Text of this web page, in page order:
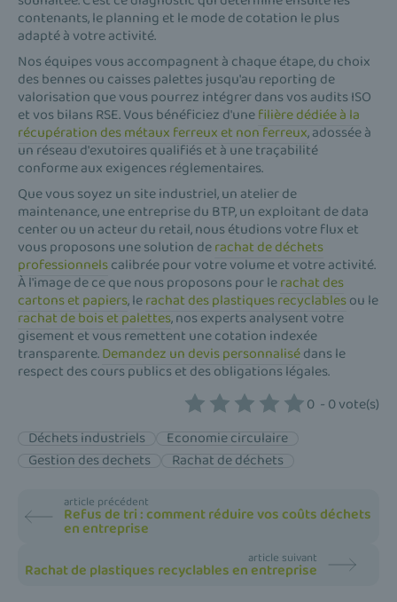
contenants, le planning et le mode de cotation le plus
adapté à votre activité.
Nos équipes vous accompagnent à chaque étape, du choix
des bennes ou caisses palettes jusqu'au reporting de
valorisation que vous pourrez intégrer dans vos audits ISO
et vos bilans RSE. Vous bénéficiez d'unefilière dédiée à la
récupération des métaux ferreux et non ferreux, adossée à
un réseau d'exutoires qualifiés et à une traçabilité
conforme aux exigences réglementaires.
Que vous soyez un site industriel, un atelier de
maintenance, une entreprise du BTP, un exploitant de data
center ou un acteur du retail, nous étudions votre flux et
vous proposons une solution derachat de déchets
professionnelscalibrée pour votre volume et votre activité.
À l'image de ce que nous proposons pour lerachat des
cartons et papiers, lerachat des plastiques recyclablesou le
rachat de bois et palettes, nos experts analysent votre
gisement et vous remettent une cotation indexée
transparente.Demandez un devis personnalisédans le
respect des cours publics et des obligations légales.
0 - 0vote(s)
Déchets industriels
Economie circulaire
Gestion des dechets
Rachat de déchets
article précédent
Refus de tri : comment réduire vos coûts déchets
en entreprise
article suivant
Rachat de plastiques recyclables en entreprise